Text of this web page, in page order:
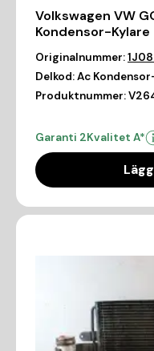
Volkswagen VW
Kondensor-Kylare
Originalnummer:
Delkod:Ac
Produktnummer:
Garanti 2Kvalitet A*